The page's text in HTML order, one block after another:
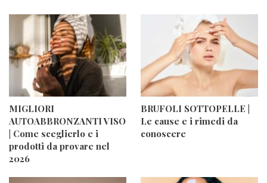
MIGLIORI
AUTOABBRONZANTI VISO
| Come sceglierlo e i
prodotti da provare nel
2026
BRUFOLI SOTTOPELLE |
Le cause e i rimedi da
conoscere